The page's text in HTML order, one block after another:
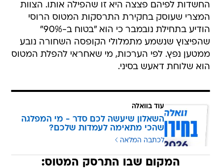
החשדות לפיהם פצצה היא זו שהפילה אותו. הצוות
המצרי שעוסק בחקירת התרסקות המטוס הרוסי
הודיע בתחילת נובמבר כי הוא "בטוח ב-90%"
שהפיצוץ שנשמע מתמלולי הקופסה השחורה נובע
ממטען נפץ. לפי הערכות, מי שאחראי להפלת המטוס
הוא שלוחת דאעש בסיני.
עוד בוואלה
השאלון שיעשה לכם סדר - מי המפלגה
שהכי מתאימה לעמדות שלכם?
לכתבה המלאה
המקום שבו התרסק המטוס: